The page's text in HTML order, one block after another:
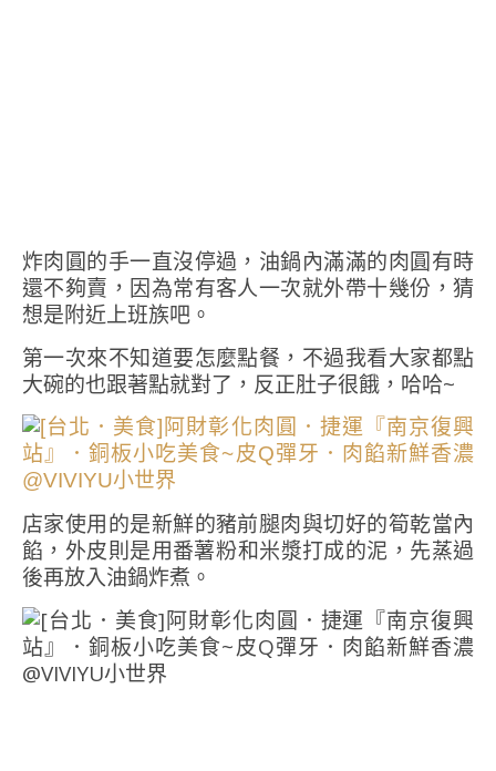
炸肉圓的手一直沒停過，油鍋內滿滿的肉圓有時
還不夠賣，因為常有客人一次就外帶十幾份，猜
想是附近上班族吧。
第一次來不知道要怎麼點餐，不過我看大家都點
大碗的也跟著點就對了，反正肚子很餓，哈哈~
店家使用的是新鮮的豬前腿肉與切好的筍乾當內
餡，外皮則是用番薯­粉和米漿打成的泥，先蒸過
後再放入油鍋炸煮。